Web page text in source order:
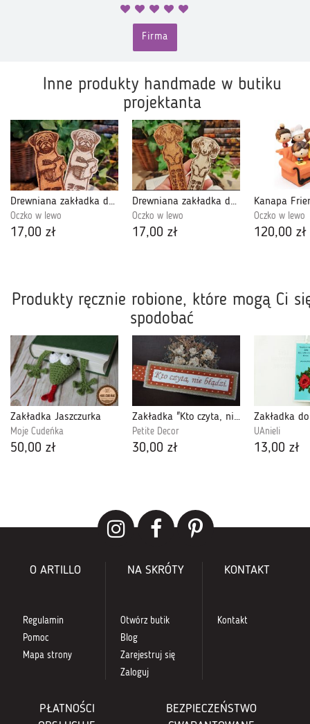
Firma
Inne produkty handmade w butiku
projektanta
Drewniana zakładka do książki z grawerem - Mops Czytelniczy Psyjaciel
Oczko w lewo
17,00 zł
Drewniana zakładka do książki z grawerem - Jamnik Czytelniczy Psyjaciel
Oczko w lewo
17,00 zł
Oczko w lewo
120,00 zł
Produkty ręcznie robione, które mogą Ci
spodobać
Zakładka Jaszczurka
Moje Cudeńka
50,00 zł
Zakładka "Kto czyta, nie.."
Petite Decor
30,00 zł
UAnieli
13,00 zł
O ARTILLO
Regulamin
Pomoc
Mapa strony
NA SKRÓTY
Otwórz butik
Blog
Zarejestruj się
Zaloguj
KONTAKT
Kontakt
PŁATNOŚCI
BEZPIECZEŃSTWO